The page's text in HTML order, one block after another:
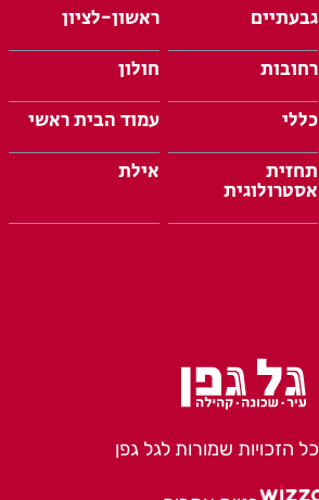
גבעתיים
ראשון-לציון
רחובות
חולון
כללי
עמוד הבית ראשי
תחזית
אסטרולוגית
אילת